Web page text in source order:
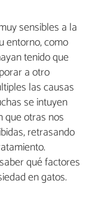
sensibles a la
entorno, como
tenido que
a otro
las causas
se intuyen
que otras nos
retrasando
qué factores
en gatos.